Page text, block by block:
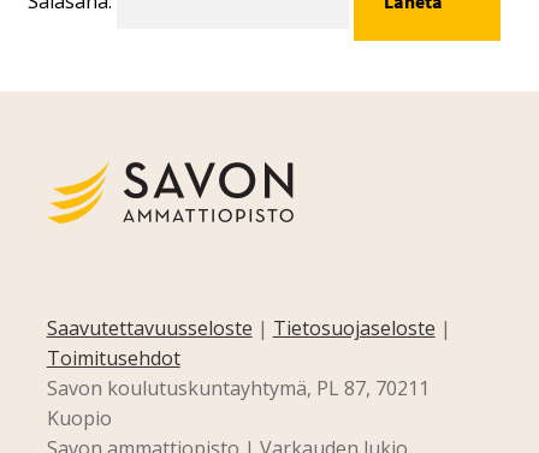
Saavutettavuusseloste | Tietosuojaseloste |
Toimitusehdot
Savon koulutuskuntayhtymä, PL 87, 70211
Kuopio